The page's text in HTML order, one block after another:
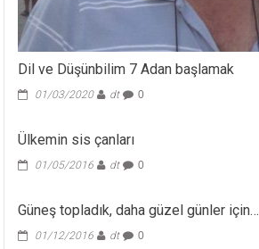
Dil ve Düşünbilim 7 Adan başlamak
01/03/2020 dt 0
Ülkemin sis çanları
01/05/2016 dt 0
Güneş topladık, daha güzel günler için…
01/12/2016 dt 0